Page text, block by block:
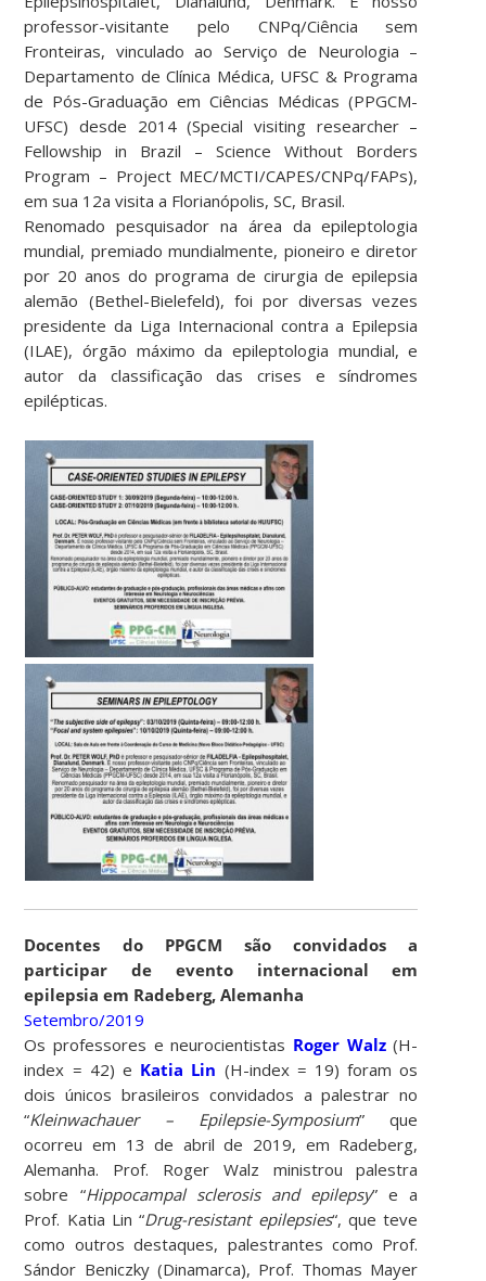
professor-visitante pelo CNPq/Ciência sem
Fronteiras, vinculado ao Serviço de Neurologia –
Departamento de Clínica Médica, UFSC & Programa
de Pós-Graduação em Ciências Médicas (PPGCM-
UFSC) desde 2014 (Special visiting researcher –
Fellowship in Brazil – Science Without Borders
Program – Project MEC/MCTI/CAPES/CNPq/FAPs),
em sua 12a visita a Florianópolis, SC, Brasil.
Renomado pesquisador na área da epileptologia
mundial, premiado mundialmente, pioneiro e diretor
por 20 anos do programa de cirurgia de epilepsia
alemão (Bethel-Bielefeld), foi por diversas vezes
presidente da Liga Internacional contra a Epilepsia
(ILAE), órgão máximo da epileptologia mundial, e
autor da classificação das crises e síndromes
epilépticas.
Docentes do PPGCM são convidados a
participar de evento internacional em
epilepsia em Radeberg, Alemanha
Setembro/2019
Os professores e neurocientistas Roger Walz(H-
index = 42) e Katia Lin (H-index = 19) foram os
dois únicos brasileiros convidados a palestrar no
“Kleinwachauer – Epilepsie-Symposium” que
ocorreu em 13 de abril de 2019, em Radeberg,
Alemanha. Prof. Roger Walz ministrou palestra
sobre “Hippocampal sclerosis and epilepsy” e a
Prof. Katia Lin “Drug-resistant epilepsies“, que teve
como outros destaques, palestrantes como Prof.
Sándor Beniczky (Dinamarca), Prof. Thomas Mayer